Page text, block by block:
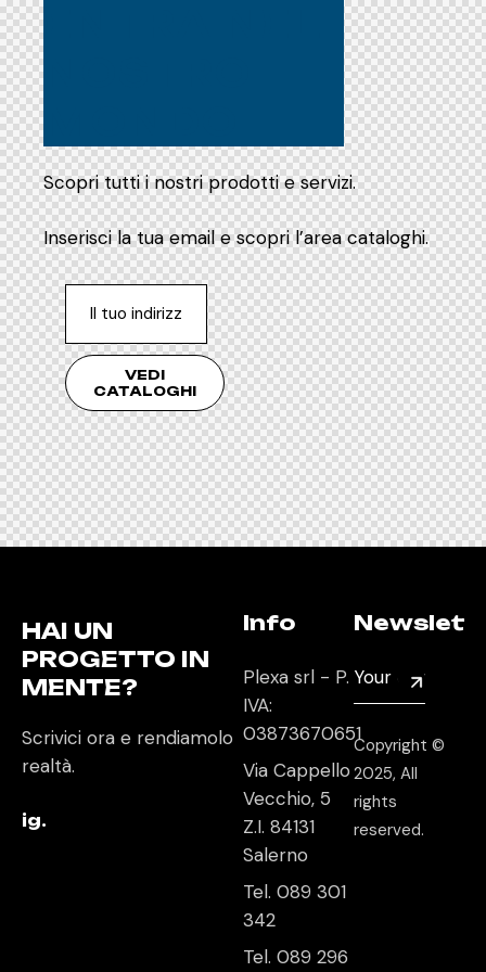
Scopri tutti i nostri prodotti e servizi.
Inserisci la tua email e scopri l’area cataloghi.
VEDI
CATALOGHI
HAI UN
PROGETTO IN
MENTE?
Scrivici ora e rendiamolo
realtà.
ig.
Info
Plexa srl - P.
IVA:
03873670651
Via Cappello
Vecchio, 5
Z.I. 84131
Salerno
Tel. 089 301
342
Tel. 089 296
Copyright ©
2025, All
rights
reserved.